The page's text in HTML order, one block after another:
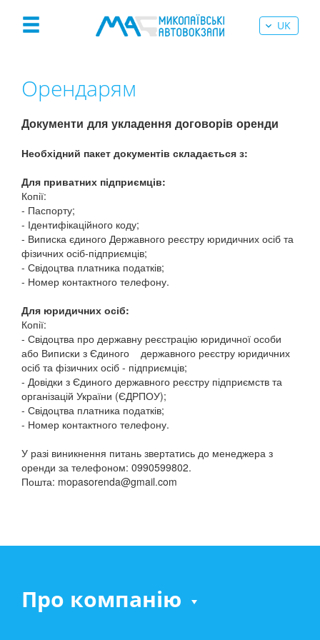
UK
Орендарям
Документи для укладення договорів оренди
Необхідний пакет документів складається з:
Для приватних підприємців:
Копії:
- Паспорту;
- Ідентифікаційного коду;
- Виписка єдиного Державного реєстру юридичних осіб та
фізичних осіб-підприємців;
- Свідоцтва платника податків;
- Номер контактного телефону.
Для юридичних осіб:
Копії:
- Свідоцтва про державну реєстрацію юридичної особи
або Виписки з Єдиного державного реєстру юридичних
осіб та фізичних осіб - підприємців;
- Довідки з Єдиного державного реєстру підприємств та
організацій України (ЄДРПОУ);
- Свідоцтва платника податків;
- Номер контактного телефону.
У разі виникнення питань звертатись до менеджера з
оренди за телефоном: 0990599802.
Пошта: mopasorenda@gmail.com
Про компанію